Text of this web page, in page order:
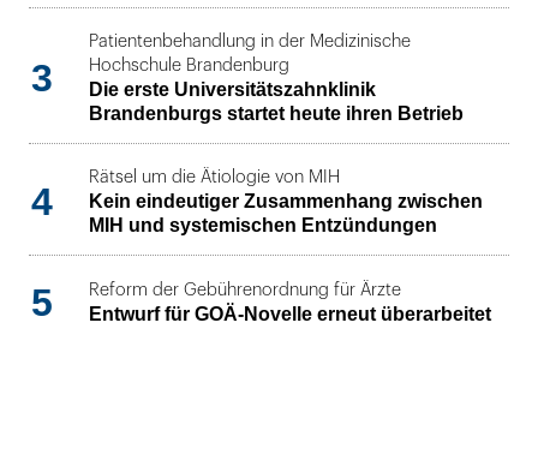
3
Patientenbehandlung in der Medizinische
Hochschule Brandenburg
Die erste Universitätszahnklinik
Brandenburgs startet heute ihren Betrieb
4
Rätsel um die Ätiologie von MIH
Kein eindeutiger Zusammenhang zwischen
MIH und systemischen Entzündungen
5 Reform der Gebührenordnung für Ärzte
Entwurf für GOÄ-Novelle erneut überarbeitet